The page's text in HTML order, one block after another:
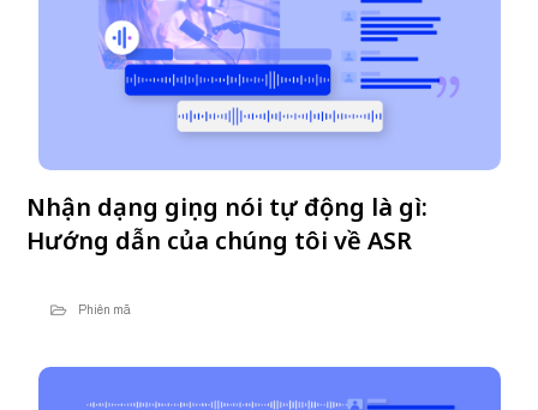
Nhận dạng giọng nói tự động là gì:
Hướng dẫn của chúng tôi về ASR
Phiên mã